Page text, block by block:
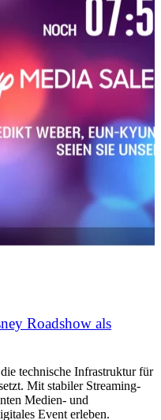
Roadshow als
technische Infrastruktur für
Mit stabiler Streaming-
Medien- und
Event erleben.